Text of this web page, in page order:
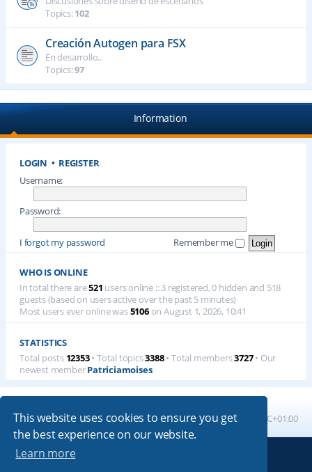
This website uses cookies to ensure you get
the best experience on our website.
Learn more
Topics:102
Creación Autogen para FSX
En desarrollo..
Topics:97
Information
LOGIN • REGISTER
Username:
Password:
I forgot my password Remember me
WHO IS ONLINE
In total there are521 users online :: 3 registered, 0 hidden and 518
guests (based on users active over the past 5 minutes)
Most users ever online was5106on August 1, 2026, 10:41
STATISTICS
Total posts 12353• Total topics3388• Total members3727• Our
newest memberPatriciamoises
Board index All times are UTC+01:00